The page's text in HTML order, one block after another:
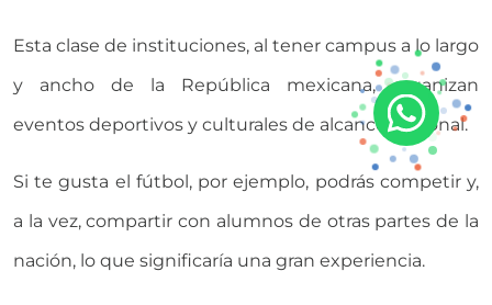
Esta clase de instituciones, al tener campus a lo largo
y ancho de la República mexicana, organizan
eventos deportivos y culturales de alcance nacional.
Si te gusta el fútbol, por ejemplo, podrás competir y,
a la vez, compartir con alumnos de otras partes de la
nación, lo que significaría una gran experiencia.